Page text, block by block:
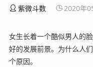
紫微斗数 2020年
女生长着一个酷似男人的
好的发展前景。为什么人
个原因。